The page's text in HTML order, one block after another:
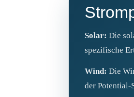
Solar: Die
spezifische
Wind: Die
der